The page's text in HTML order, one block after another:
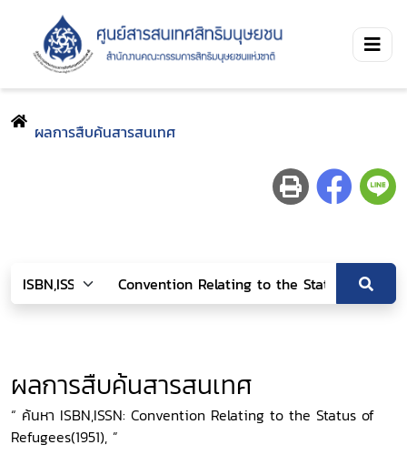
ผลการสืบค้นสารสนเทศ
ผลการสืบค้นสารสนเทศ
“ ค้นหา ISBN,ISSN: Convention Relating to the Status of
Refugees(1951), ”